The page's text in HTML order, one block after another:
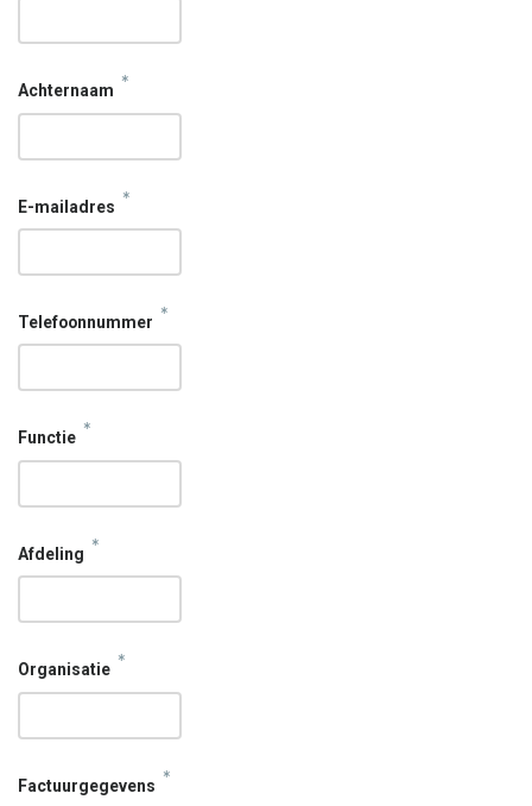
Achternaam
*
E-mailadres
*
Telefoonnummer
*
Functie
*
Afdeling
*
Organisatie
*
Factuurgegevens
*